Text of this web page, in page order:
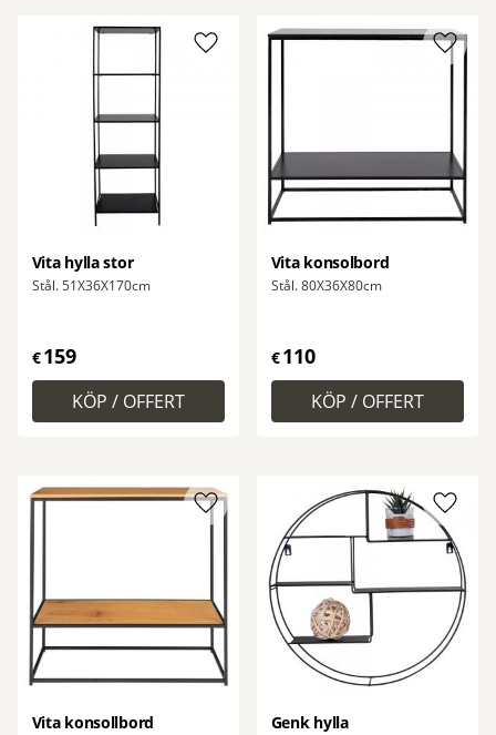
Vita hylla stor
Stål. 51X36X170cm
€159
Lägg till i favoriter
Vita konsolbord
Stål. 80X36X80cm
€110
Lägg
Vita konsollbord
Lägg till i favoriter
Genk hylla
Lägg